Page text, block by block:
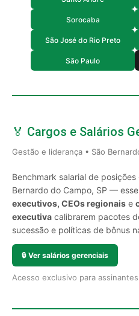
Sorocaba
São José do Rio Preto
São Paulo
🏅 Cargos e Salários
Gestão e liderança • São
Benchmark salarial de
Bernardo do Campo, SP —
executivos, CEOs regionais e
executiva calibrarem pacotes
sucessão e políticas de bônus
🔒 Ver salários gerenciais
Acesso exclusivo para assinantes.